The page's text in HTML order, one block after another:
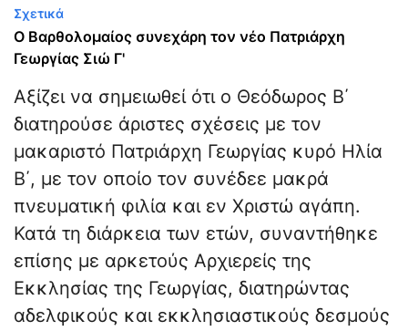
Σχετικά
Ο Βαρθολομαίος συνεχάρη τον νέο Πατριάρχη
Γεωργίας Σιώ Γ'
Αξίζει να σημειωθεί ότι ο Θεόδωρος Β΄
διατηρούσε άριστες σχέσεις με τον
μακαριστό Πατριάρχη Γεωργίας κυρό Ηλία
Β΄, με τον οποίο τον συνέδεε μακρά
πνευματική φιλία και εν Χριστώ αγάπη.
Κατά τη διάρκεια των ετών, συναντήθηκε
επίσης με αρκετούς Αρχιερείς της
Εκκλησίας της Γεωργίας, διατηρώντας
αδελφικούς και εκκλησιαστικούς δεσμούς